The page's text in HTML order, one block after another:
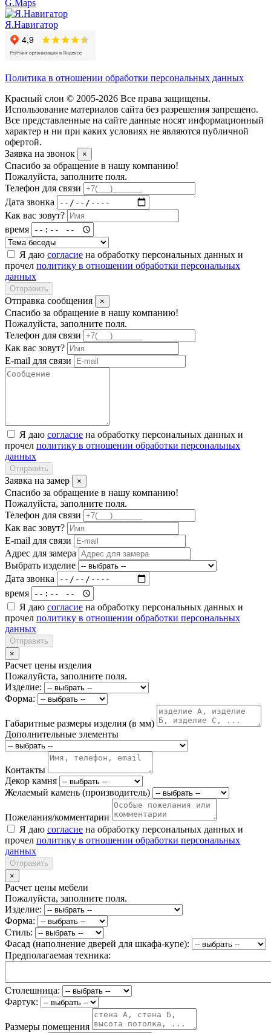
G.Maps
Я.Навигатор
Политика в отношении обработки персональных данных
Красный слон © 2005-2026 Все права защищены.
Использование материалов сайта без разрешения запрещено.
Все представленные на сайте данные носят информационный
характер и ни при каких условиях не являются публичной
офертой.
Заявка на звонок
×
Спасибо за обращение в нашу компанию!
Пожалуйста, заполните поля.
Телефон для связи
Дата звонка
Как вас зовут?
время
Я даю согласие на обработку персональных данных и
прочел политику в отношении обработки персональных
данных
Отправить
Отправка сообщения ×
Спасибо за обращение в нашу компанию!
Пожалуйста, заполните поля.
Телефон для связи
Как вас зовут?
E-mail для связи
Я даю согласие на обработку персональных данных и
прочел политику в отношении обработки персональных
данных
Отправить
Заявка на замер ×
Спасибо за обращение в нашу компанию!
Пожалуйста, заполните поля.
Телефон для связи
Как вас зовут?
E-mail для связи
Адрес для замера
Выбрать изделие
Дата звонка
время
Я даю согласие на обработку персональных данных и
прочел политику в отношении обработки персональных
данных
Отправить
×
Расчет цены изделия
Пожалуйста, заполните поля.
Изделие:
Форма:
Габаритные размеры изделия (в мм)
Дополнительные элементы
Контакты
Декор камня
Желаемый камень (производитель)
Пожелания/комментарии
Я даю согласие на обработку персональных данных и
прочел политику в отношении обработки персональных
данных
Отправить
×
Расчет цены мебели
Пожалуйста, заполните поля.
Изделие:
Форма:
Стиль:
Фасад (наполнение дверей для шкафа-купе):
Предполагаемая техника:
Столешница:
Фартук:
Размеры помещения